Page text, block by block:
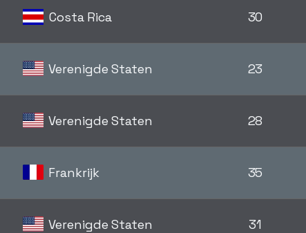
Costa Rica 30
Verenigde Staten 23
Verenigde Staten 28
Frankrijk 35
Verenigde Staten 31